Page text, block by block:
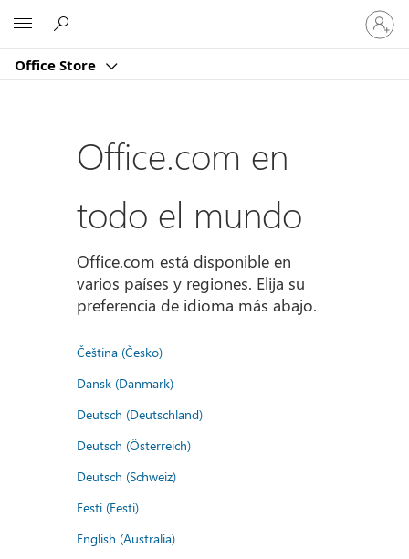
Office Store
Iniciar
sesión
en
cuenta
Office.com en
todo el mundo
Office.com está disponible en
varios países y regiones. Elija su
preferencia de idioma más abajo.
Čeština (Česko)
Dansk (Danmark)
Deutsch (Deutschland)
Deutsch (Österreich)
Deutsch (Schweiz)
Eesti (Eesti)
English (Australia)